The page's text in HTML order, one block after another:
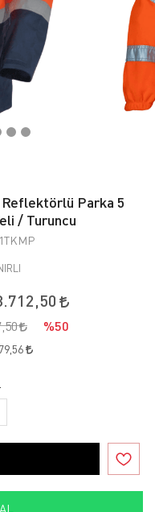
Parka 5
/ Turuncu
%50